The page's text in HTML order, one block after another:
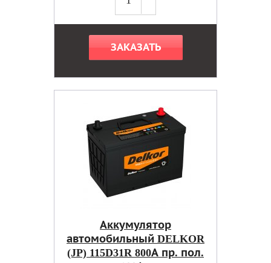
ЗАКАЗАТЬ
Аккумулятор
автомобильный DELKOR
(JP) 115D31R 800А пр. пол.